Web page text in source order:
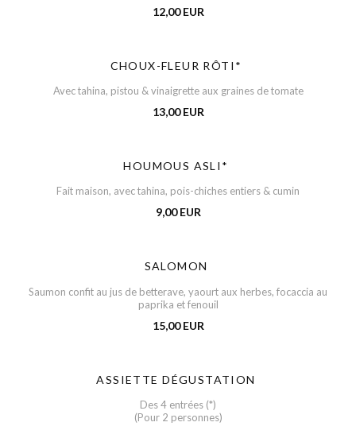
12,00 EUR
CHOUX-FLEUR RÔTI*
Avec tahina, pistou & vinaigrette aux graines de tomate
13,00 EUR
HOUMOUS ASLI*
Fait maison, avec tahina, pois-chiches entiers & cumin
9,00 EUR
SALOMON
Saumon confit au jus de betterave, yaourt aux herbes, focaccia au
paprika et fenouil
15,00 EUR
ASSIETTE DÉGUSTATION
Des 4 entrées (*)
(Pour 2 personnes)